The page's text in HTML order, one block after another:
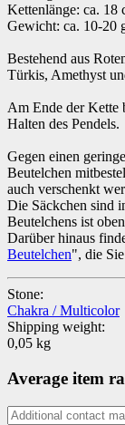
Kettenlänge: ca. 18
Gewicht: ca. 10-20
Bestehend aus
Türkis, Amethyst
Am Ende der Kette
Halten des Pendels.
Gegen einen
Beutelchen
auch verschenkt
Die Säckchen sind
Beutelchens ist
Darüber hinaus
Beutelchen", die
Stone:
Chakra / Multicolor
Shipping weight:
0,05 kg
Average item